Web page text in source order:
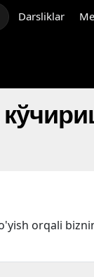
Darsliklar
orqali